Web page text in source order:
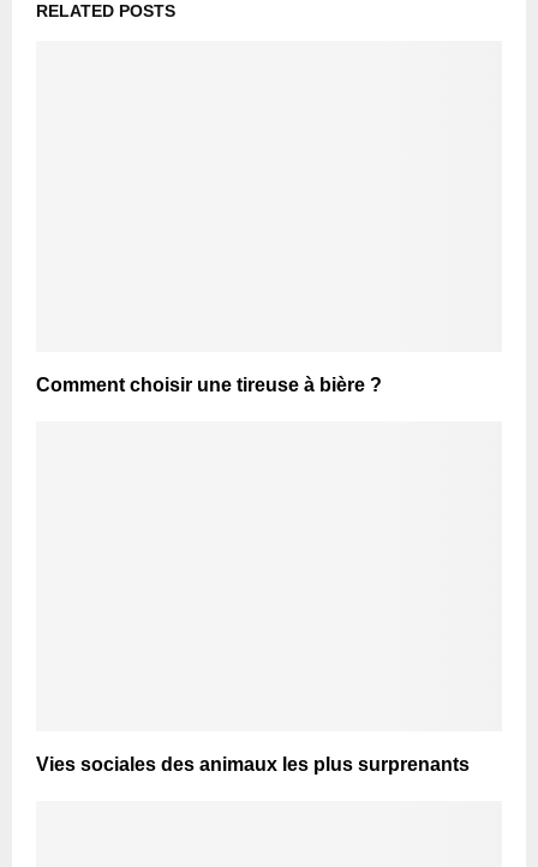
RELATED POSTS
Comment choisir une tireuse à bière ?
Vies sociales des animaux les plus surprenants